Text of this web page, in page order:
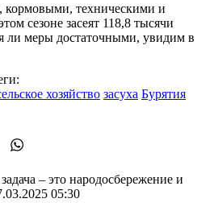
техническими и
сезоне засеят 118,8 тысячи
ли меры достаточными, увидим в
хозяйство засуха Бурятия
– это народосбережение и
05:30